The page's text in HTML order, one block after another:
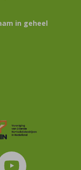
in geheel